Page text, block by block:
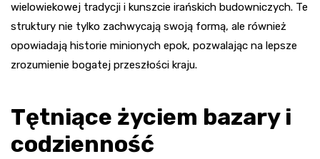
wielowiekowej tradycji i kunszcie irańskich budowniczych. Te
struktury nie tylko zachwycają swoją formą, ale również
opowiadają historie minionych epok, pozwalając na lepsze
zrozumienie bogatej przeszłości kraju.
Tętniące życiem bazary i
codzienność